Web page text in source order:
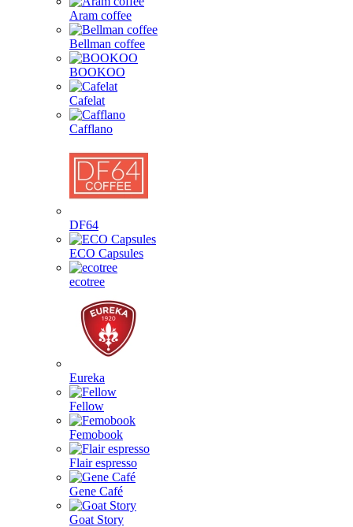
Aram coffee
Bellman coffee
BOOKOO
Cafelat
Cafflano
DF64
ECO Capsules
ecotree
Eureka
Fellow
Femobook
Flair espresso
Gene Café
Goat Story